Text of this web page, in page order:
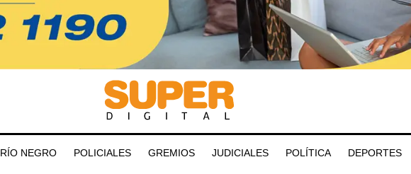
RÍO NEGRO POLICIALES GREMIOS JUDICIALES POLÍTICA DEPORTES